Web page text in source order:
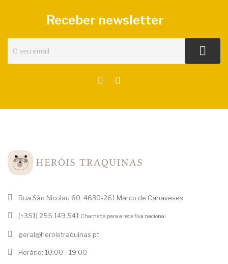
Receber newsletter
Rua São Nicolau 60, 4630-261 Marco de Canaveses
(+351) 255 149 541 Chamada para a rede fixa nacional
geral@heroistraquinas.pt
Horário: 10:00 - 19:00